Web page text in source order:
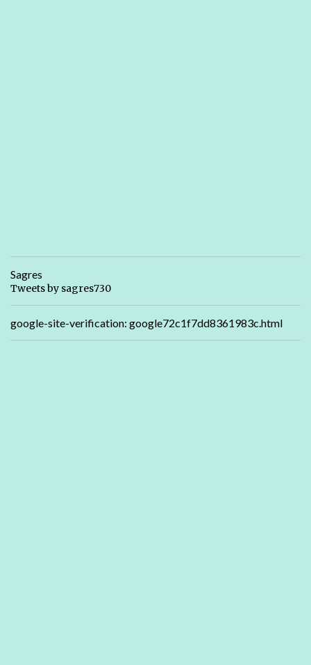
Sagres
Tweets by sagres730
google-site-verification: google72c1f7dd8361983c.html